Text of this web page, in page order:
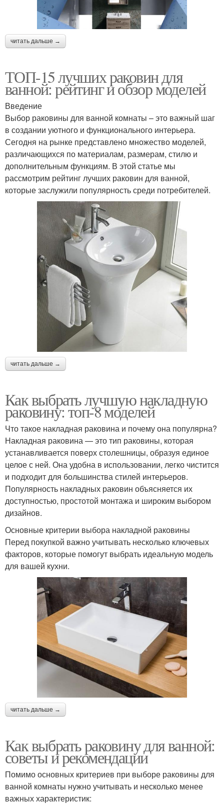
читать дальше →
ТОП-15 лучших раковин для
ванной: рейтинг и обзор моделей
Введение
Выбор раковины для ванной комнаты – это важный шаг
в создании уютного и функционального интерьера.
Сегодня на рынке представлено множество моделей,
различающихся по материалам, размерам, стилю и
дополнительным функциям. В этой статье мы
рассмотрим рейтинг лучших раковин для ванной,
которые заслужили популярность среди потребителей.
читать дальше →
Как выбрать лучшую накладную
раковину: топ-8 моделей
Что такое накладная раковина и почему она популярна?
Накладная раковина — это тип раковины, которая
устанавливается поверх столешницы, образуя единое
целое с ней. Она удобна в использовании, легко чистится
и подходит для большинства стилей интерьеров.
Популярность накладных раковин объясняется их
доступностью, простотой монтажа и широким выбором
дизайнов.
Основные критерии выбора накладной раковины
Перед покупкой важно учитывать несколько ключевых
факторов, которые помогут выбрать идеальную модель
для вашей кухни.
читать дальше →
Как выбрать раковину для ванной:
советы и рекомендации
Помимо основных критериев при выборе раковины для
ванной комнаты нужно учитывать и несколько менее
важных характеристик: